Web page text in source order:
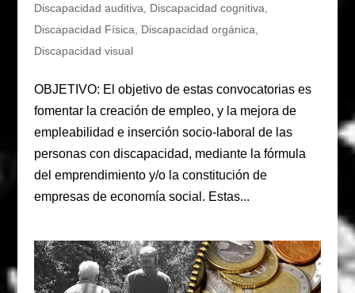
Discapacidad auditiva
Discapacidad cognitiva
Discapacidad Física
Discapacidad orgánica
Discapacidad visual
OBJETIVO: El objetivo de estas convocatorias es
fomentar la creación de empleo, y la mejora de
empleabilidad e inserción socio-laboral de las
personas con discapacidad, mediante la fórmula
del emprendimiento y/o la constitución de
empresas de economía social. Estas...